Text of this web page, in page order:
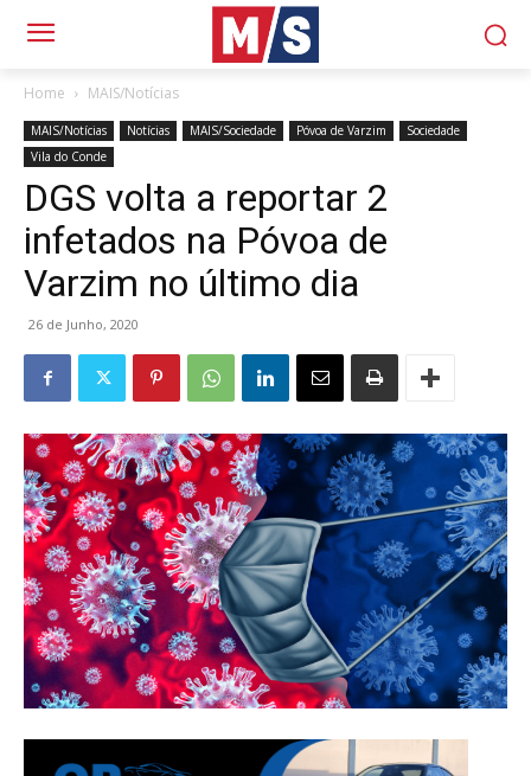
Home MAIS/Notícias
MAIS/Notícias Notícias MAIS/Sociedade Póvoa de Varzim
Sociedade
Vila do Conde
DGS volta a reportar 2
infetados na Póvoa de
Varzim no último dia
26 de Junho, 2020